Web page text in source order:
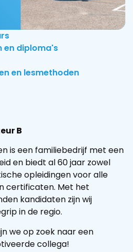
en diploma's
en lesmethoden
B
is een familiebedrijf met een
en biedt al 60 jaar zowel
opleidingen voor alle
certificaten. Met het
kandidaten zijn wij
in de regio.
we op zoek naar een
collega!